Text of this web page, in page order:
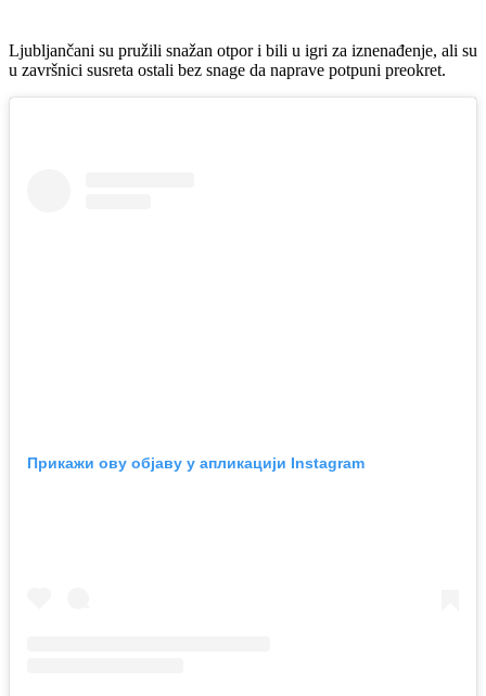
Ljubljančani su pružili snažan otpor i bili u igri za iznenađenje, ali su
u završnici susreta ostali bez snage da naprave potpuni preokret.
Прикажи ову објаву у апликацији Instagram